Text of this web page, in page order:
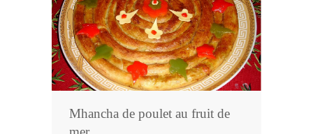
Mhancha de poulet au fruit de